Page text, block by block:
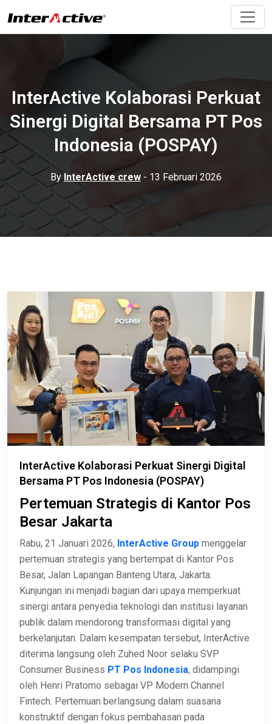
InterActive Kolaborasi Perkuat
Sinergi Digital Bersama PT Pos
Indonesia (POSPAY)
ByInterActive crew - 13 Februari 2026
InterActive Kolaborasi Perkuat Sinergi Digital
Bersama PT Pos Indonesia (POSPAY)
Pertemuan Strategis di Kantor Pos
Besar Jakarta
Rabu, 21 Januari 2026, InterActive Group menggelar
pertemuan strategis yang bertempat di Kantor Pos
Besar, Jalan Lapangan Banteng Utara, Jakarta.
Kunjungan ini menjadi bagian dari upaya memperkuat
sinergi antara penyedia teknologi dan institusi layanan
publik dalam mendorong transformasi digital yang
berkelanjutan. Dalam kesempatan tersebut, InterActive
diterima langsung oleh Zuhed Noor selaku SVP
Consumer Business PT Pos Indonesia, didampingi
oleh Henri Pratomo sebagai VP Modern Channel
Fintech. Pertemuan berlangsung dalam suasana
konstruktif dengan fokus pembahasan pada